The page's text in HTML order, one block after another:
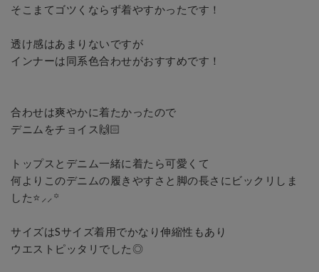
そこまてゴツくならず着やすかったです！
透け感はあまりないですが
インナーは同系色合わせがおすすめです！
合わせは爽やかに着たかったので
デニムをチョイス🙌🏻
トップスとデニム一緒に着たら可愛くて
何よりこのデニムの履きやすさと脚の長さにビックリしま
した⭐️⸝⸝꙳
サイズはSサイズ着用でかなり伸縮性もあり
ウエストピッタリでした◎